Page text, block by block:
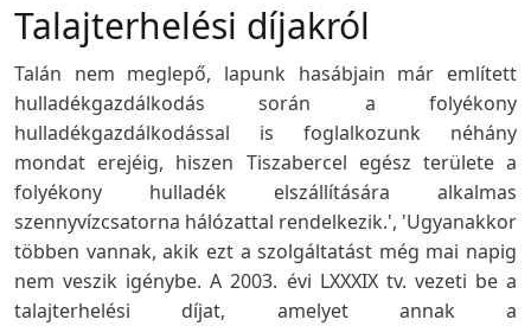
Talajterhelési díjakról
Talán nem meglepő, lapunk hasábjain már említett
hulladékgazdálkodás során a folyékony
hulladékgazdálkodással is foglalkozunk néhány
mondat erejéig, hiszen Tiszabercel egész területe a
folyékony hulladék elszállítására alkalmas
szennyvízcsatorna hálózattal rendelkezik.', 'Ugyanakkor
többen vannak, akik ezt a szolgáltatást még mai napig
nem veszik igénybe. A 2003. évi LXXXIX tv. vezeti be a
talajterhelési díjat, amelyet annak a